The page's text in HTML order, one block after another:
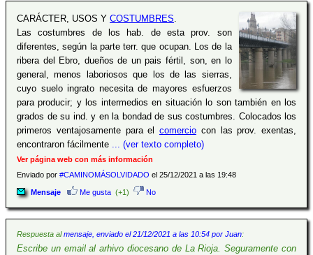
CARÁCTER, USOS Y COSTUMBRES.
Las costumbres de los hab. de esta prov. son
diferentes, según la parte terr. que ocupan. Los de la
ribera del Ebro, dueños de un pais fértil, son, en lo
general, menos laboriosos que los de las sierras,
cuyo suelo ingrato necesita de mayores esfuerzos
para producir; y los intermedios en situación lo son también en los
grados de su ind. y en la bondad de sus costumbres. Colocados los
primeros ventajosamente para el comercio con las prov. exentas,
encontraron fácilmente ... (ver texto completo)
Ver página web con más información
Enviado por #CAMINOMÁSOLVIDADO el 25/12/2021 a las 19:48
Mensaje Me gusta (+1) No
Respuesta almensaje, enviado el 21/12/2021 a las 10:54 por Juan:
Escribe un email al arhivo diocesano de La Rioja. Seguramente con